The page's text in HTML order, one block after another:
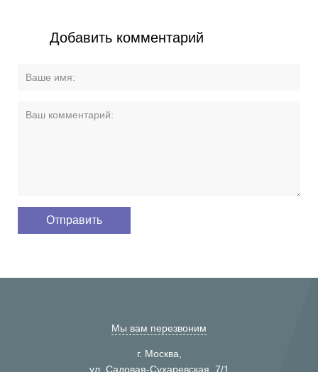
Добавить комментарий
Мы вам перезвоним
г. Москва,
ул. Садовая-Сухаревская, 7/1